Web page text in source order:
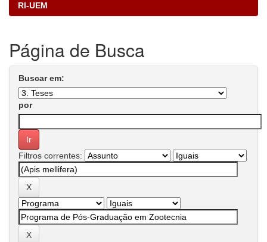
RI-UEM
Página de Busca
Buscar em:
por
Filtros correntes: